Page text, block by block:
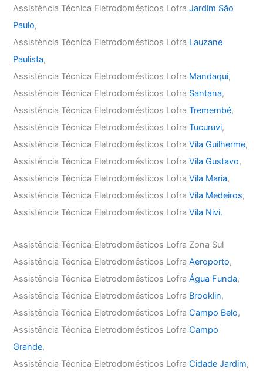
Assistência Técnica Eletrodomésticos LofraJardim São
Paulo,
Assistência Técnica Eletrodomésticos Lofra Lauzane
Paulista,
Assistência Técnica Eletrodomésticos Lofra Mandaqui,
Assistência Técnica Eletrodomésticos Lofra Santana,
Assistência Técnica Eletrodomésticos LofraTremembé,
Assistência Técnica Eletrodomésticos LofraTucuruvi,
Assistência Técnica Eletrodomésticos LofraVila Guilherme,
Assistência Técnica Eletrodomésticos LofraVila Gustavo,
Assistência Técnica Eletrodomésticos LofraVila Maria,
Assistência Técnica Eletrodomésticos LofraVila Medeiros,
Assistência Técnica Eletrodomésticos LofraVila Nivi.
Assistência Técnica Eletrodomésticos Lofra Zona Sul
Assistência Técnica Eletrodomésticos LofraAeroporto,
Assistência Técnica Eletrodomésticos LofraÁgua Funda,
Assistência Técnica Eletrodomésticos Lofra Brooklin,
Assistência Técnica Eletrodomésticos LofraCampo Belo,
Assistência Técnica Eletrodomésticos LofraCampo
Grande,
Assistência Técnica Eletrodomésticos LofraCidade Jardim,